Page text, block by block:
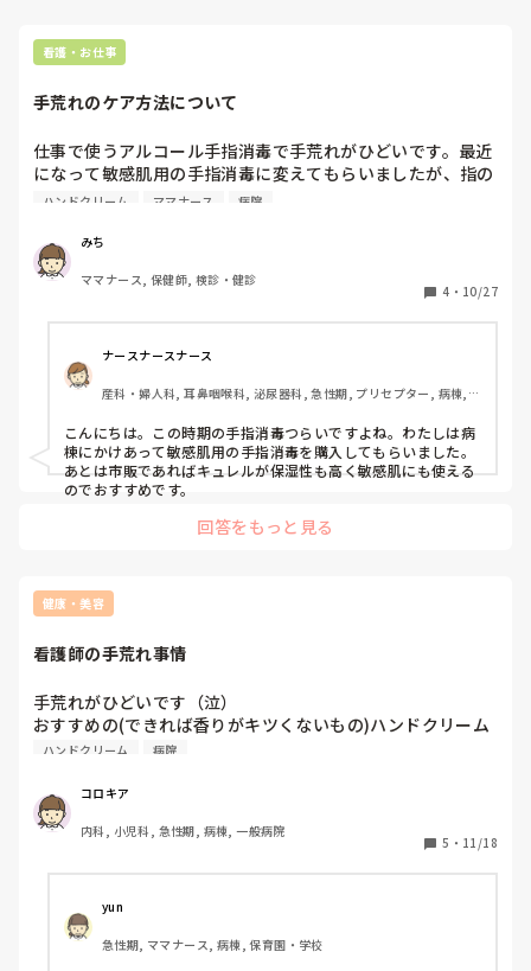
看護・お仕事
手荒れのケア方法について
仕事で使うアルコール手指消毒で手荒れがひどいです。最近
になって敏感肌用の手指消毒に変えてもらいましたが、指の
皮が剥けてしまい赤くヒリヒリしてしまいます。また、敏感
らう必要があり、とても面倒に感じてしまいます。
一応ハンドクリームで毎日ケアはしていますが、治るまでに
時間がかかりそうです…。手指消毒で手荒れをおこしている
ハンドクリーム ママナース 病院
みち
ママナース, 保健師, 検診・健診
4 ・ 10/27
ナースナースナース
産科・婦人科, 耳鼻咽喉科, 泌尿器科, 急性期, プリセプター, 病棟,
こんにちは。この時期の手指消毒つらいですよね。わたしは病
棟にかけあって敏感肌用の手指消毒を購入してもらいました。
あとは市販であればキュレルが保湿性も高く敏感肌にも使える
のでおすすめです。
回答をもっと見る
健康・美容
看護師の手荒れ事情
手荒れがひどいです（泣）
おすすめの(できれば香りがキツくないもの)ハンドクリーム
教えてください！
ハンドクリーム 病院
コロキア
内科, 小児科, 急性期, 病棟, 一般病院
5 ・ 11/18
yun
急性期, ママナース, 病棟, 保育園・学校